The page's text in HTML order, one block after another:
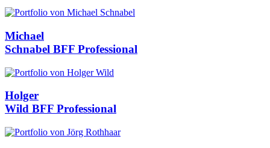
Michael
Schnabel BFF Professional
Holger
Wild BFF Professional